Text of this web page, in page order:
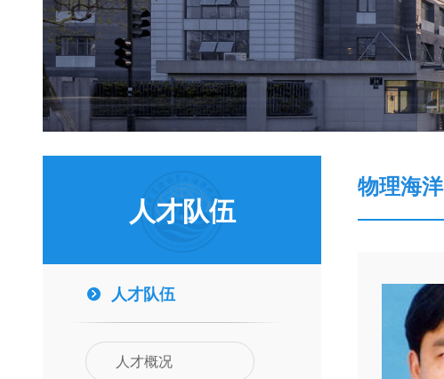
人才队伍
人才队伍
人才概况
物理海洋